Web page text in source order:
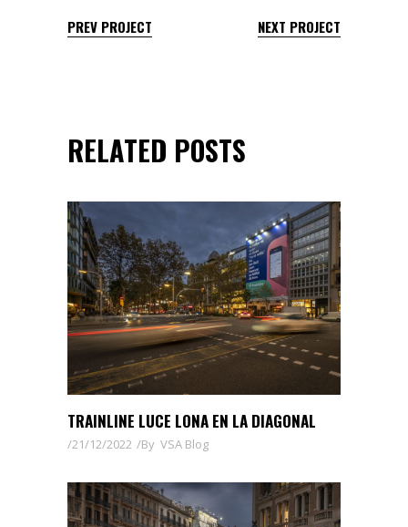
PREV PROJECT NEXT PROJECT
RELATED POSTS
TRAINLINE LUCE LONA EN LA DIAGONAL
21/12/2022 By VSA Blog